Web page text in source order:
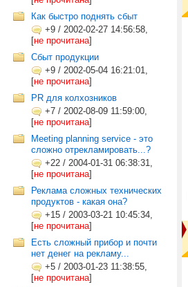
Как быстро поднять сбыт
+9 / 2002-02-27 14:56:58,
[не прочитана]
Сбыт продукции
+9 / 2002-05-04 16:21:01,
[не прочитана]
PR для колхозников
+7 / 2002-08-09 11:59:00,
[не прочитана]
Meeting planning service - это
сложно отрекламировать...?
+22 / 2004-01-31 06:38:31,
[не прочитана]
Реклама сложных технических
продуктов - какая она?
+15 / 2003-03-21 10:45:34,
[не прочитана]
Есть сложный прибор и почти
нет денег на рекламу...
+5 / 2003-01-23 11:38:55,
[не прочитана]